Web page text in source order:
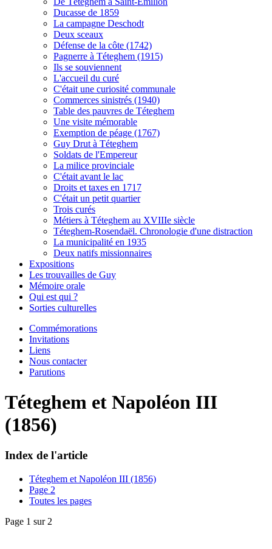
Ducasse de 1859
La campagne Deschodt
Deux sceaux
Défense de la côte (1742)
Pagnerre à Téteghem (1915)
Ils se souviennent
L'accueil du curé
C'était une curiosité communale
Commerces sinistrés (1940)
Table des pauvres de Téteghem
Une visite mémorable
Exemption de péage (1767)
Guy Drut à Téteghem
Soldats de l'Empereur
La milice provinciale
C'était avant le lac
Droits et taxes en 1717
C'était un petit quartier
Trois curés
Métiers à Téteghem au XVIIIe siècle
Téteghem-Rosendaël. Chronologie d'une distraction
La municipalité en 1935
Deux natifs missionnaires
Expositions
Les trouvailles de Guy
Mémoire orale
Qui est qui ?
Sorties culturelles
Commémorations
Invitations
Liens
Nous contacter
Parutions
Téteghem et Napoléon III
(1856)
Index de l'article
Téteghem et Napoléon III (1856)
Page 2
Toutes les pages
Page 1 sur 2